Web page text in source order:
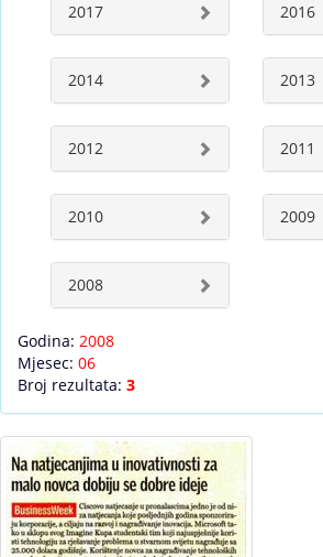
2017 2016
2014 2013
2012 2011
2010 2009
2008
Godina: 2008
Mjesec: 06
Broj rezultata: 3